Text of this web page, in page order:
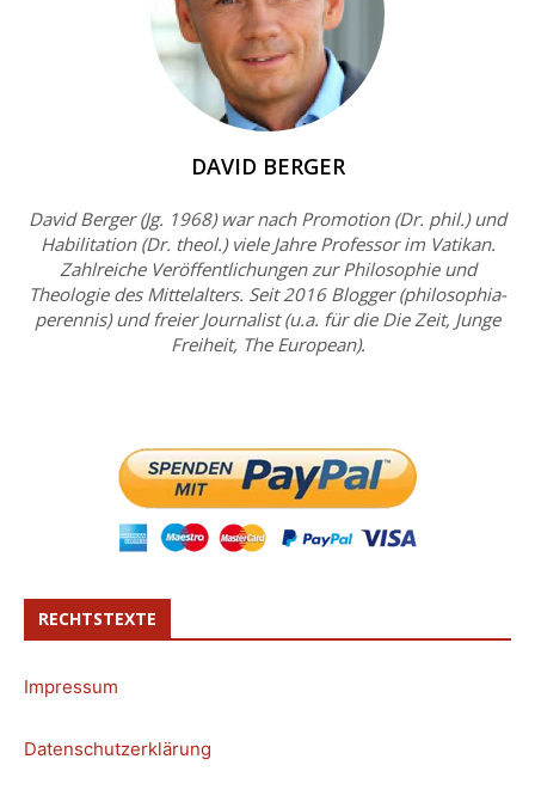
DAVID BERGER
David Berger (Jg. 1968) war nach Promotion (Dr. phil.) und
Habilitation (Dr. theol.) viele Jahre Professor im Vatikan.
Zahlreiche Veröffentlichungen zur Philosophie und
Theologie des Mittelalters. Seit 2016 Blogger (philosophia-
perennis) und freier Journalist (u.a. für die Die Zeit, Junge
Freiheit, The European).
RECHTSTEXTE
Impressum
Datenschutzerklärung